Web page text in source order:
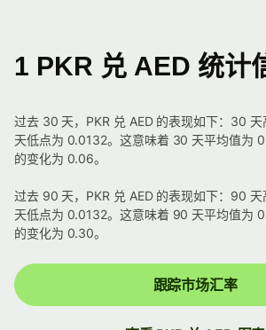
1 PKR 兑 AED 统计
过去 30 天，PKR 兑 AED 的表现如下：30
天低点为 0.0132。这意味着 30 天平均值为
的变化为 0.06。
过去 90 天，PKR 兑 AED 的表现如下：90
天低点为 0.0132。这意味着 90 天平均值为
的变化为 0.30。
跟踪市场汇率